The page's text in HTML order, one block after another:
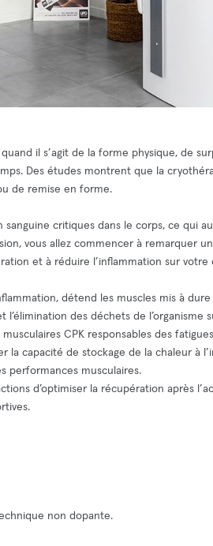
il s’agit de la forme physique, de
Des études montrent que la
de remise en forme.
sanguine critiques dans le corps, ce qui
vous allez commencer à remarquer
et à réduire l’inflammation sur votre
détend les muscles mis à
des déchets de l’organisme
CPK responsables des
la capacité de stockage de la chaleur à
performances musculaires.
d’optimiser la récupération après
non dopante.